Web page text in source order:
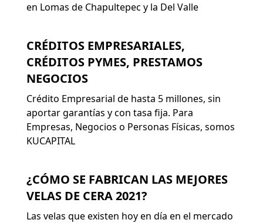
en Lomas de Chapultepec y la Del Valle
CRÉDITOS EMPRESARIALES,
CRÉDITOS PYMES, PRESTAMOS
NEGOCIOS
Crédito Empresarial de hasta 5 millones, sin
aportar garantías y con tasa fija. Para
Empresas, Negocios o Personas Físicas, somos
KUCAPITAL
¿CÓMO SE FABRICAN LAS MEJORES
VELAS DE CERA 2021?
Las velas que existen hoy en día en el mercado